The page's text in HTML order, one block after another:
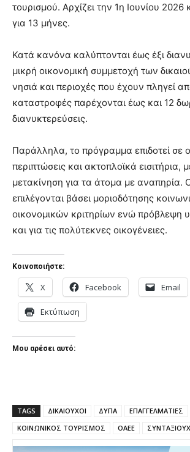
τουρισμού. Αρχίζει την 1η Ιουνίου 2026
για 13 μήνες.
Κατά κανόνα καλύπτονται έως έξι
μικρή οικονομική συμμετοχή των
νησιά και περιοχές που έχουν πληγεί
καταστροφές παρέχονται έως και 12
διανυκτερεύσεις.
Παράλληλα, το πρόγραμμα επιδοτεί σε
περιπτώσεις και ακτοπλοϊκά εισιτήρια,
μετακίνηση για τα άτομα με αναπηρία.
επιλέγονται βάσει μοριοδότησης
οικονομικών κριτηρίων ενώ πρόβλεψη
και για τις πολύτεκνες οικογένειες.
Κοινοποιήστε:
X Facebook Email
Εκτύπωση
Μου αρέσει αυτό:
TAGS ΔΙΚΑΙΟΥΧΟΙ ΔΥΠΑ
ΕΠΑΓΓΕΛΜΑΤΙΕΣ
ΚΟΙΝΩΝΙΚΟΣ ΤΟΥΡΙΣΜΟΣ
ΟΑΕΕ